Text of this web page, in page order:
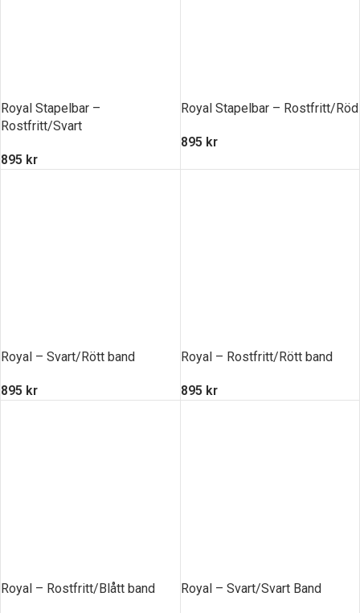
Royal Stapelbar –
Rostfritt/Svart
895 kr
Royal Stapelbar – Rostfritt/Röd
895 kr
Royal – Svart/Rött band
895 kr
Royal – Rostfritt/Rött band
895 kr
Royal – Rostfritt/Blått band Royal – Svart/Svart Band